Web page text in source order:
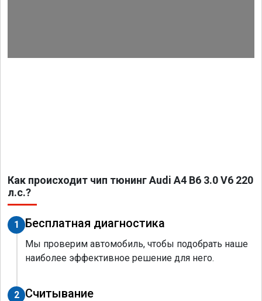
Как происходит чип тюнинг Audi A4 B6 3.0 V6 220
л.с.?
1 Бесплатная диагностика
Мы проверим автомобиль, чтобы подобрать наше
наиболее эффективное решение для него.
2 Считывание